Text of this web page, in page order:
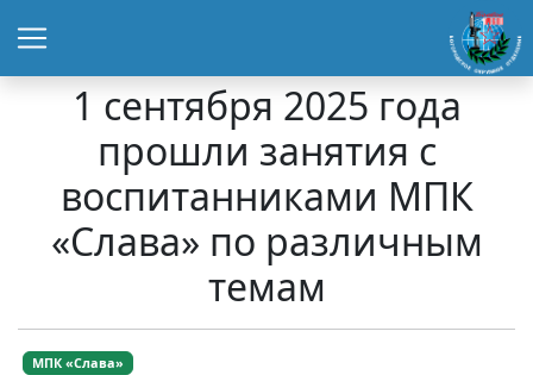
1 сентября 2025 года
прошли занятия с
воспитанниками МПК
«Слава» по различным
темам
МПК «Слава»